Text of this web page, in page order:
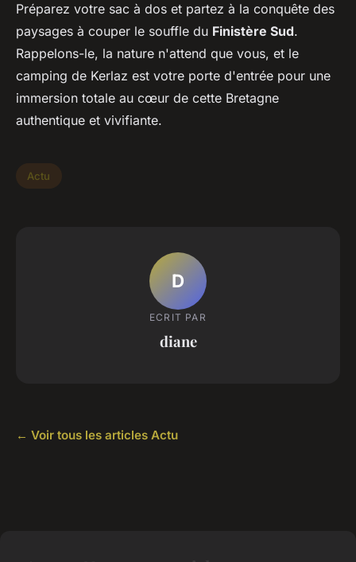
Préparez votre sac à dos et partez à la conquête des
paysages à couper le souffle du Finistère Sud.
Rappelons-le, la nature n'attend que vous, et le
camping de Kerlaz est votre porte d'entrée pour une
immersion totale au cœur de cette Bretagne
authentique et vivifiante.
Actu
D
ECRIT PAR
diane
← Voir tous les articles Actu